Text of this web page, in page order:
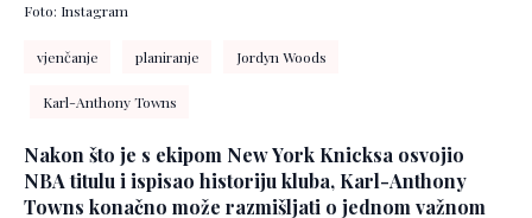
Foto: Instagram
vjenčanje planiranje Jordyn Woods
Karl-Anthony Towns
Nakon što je s ekipom New York Knicksa osvojio
NBA titulu i ispisao historiju kluba, Karl-Anthony
Towns konačno može razmišljati o jednom važnom